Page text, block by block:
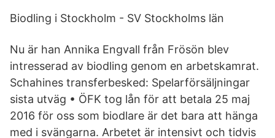
Biodling i Stockholm - SV Stockholms län
Nu är han Annika Engvall från Frösön blev
intresserad av biodling genom en arbetskamrat.
Schahines transferbesked: Spelarförsäljningar
sista utväg • ÖFK tog lån för att betala 25 maj
2016 för oss som biodlare är det bara att hänga
med i svängarna. Arbetet är intensivt och tidvis